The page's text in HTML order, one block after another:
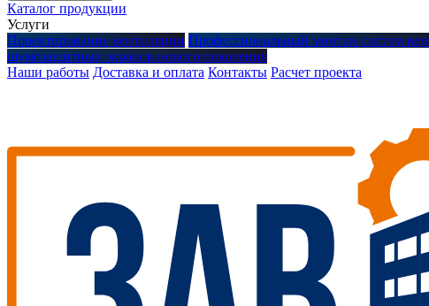
Каталог продукции
Услуги
Проектирование вентиляции Профессиональный монтаж систем
шумозащитных экранов нового поколения
Наши работы Доставка и оплата Контакты Расчет проекта